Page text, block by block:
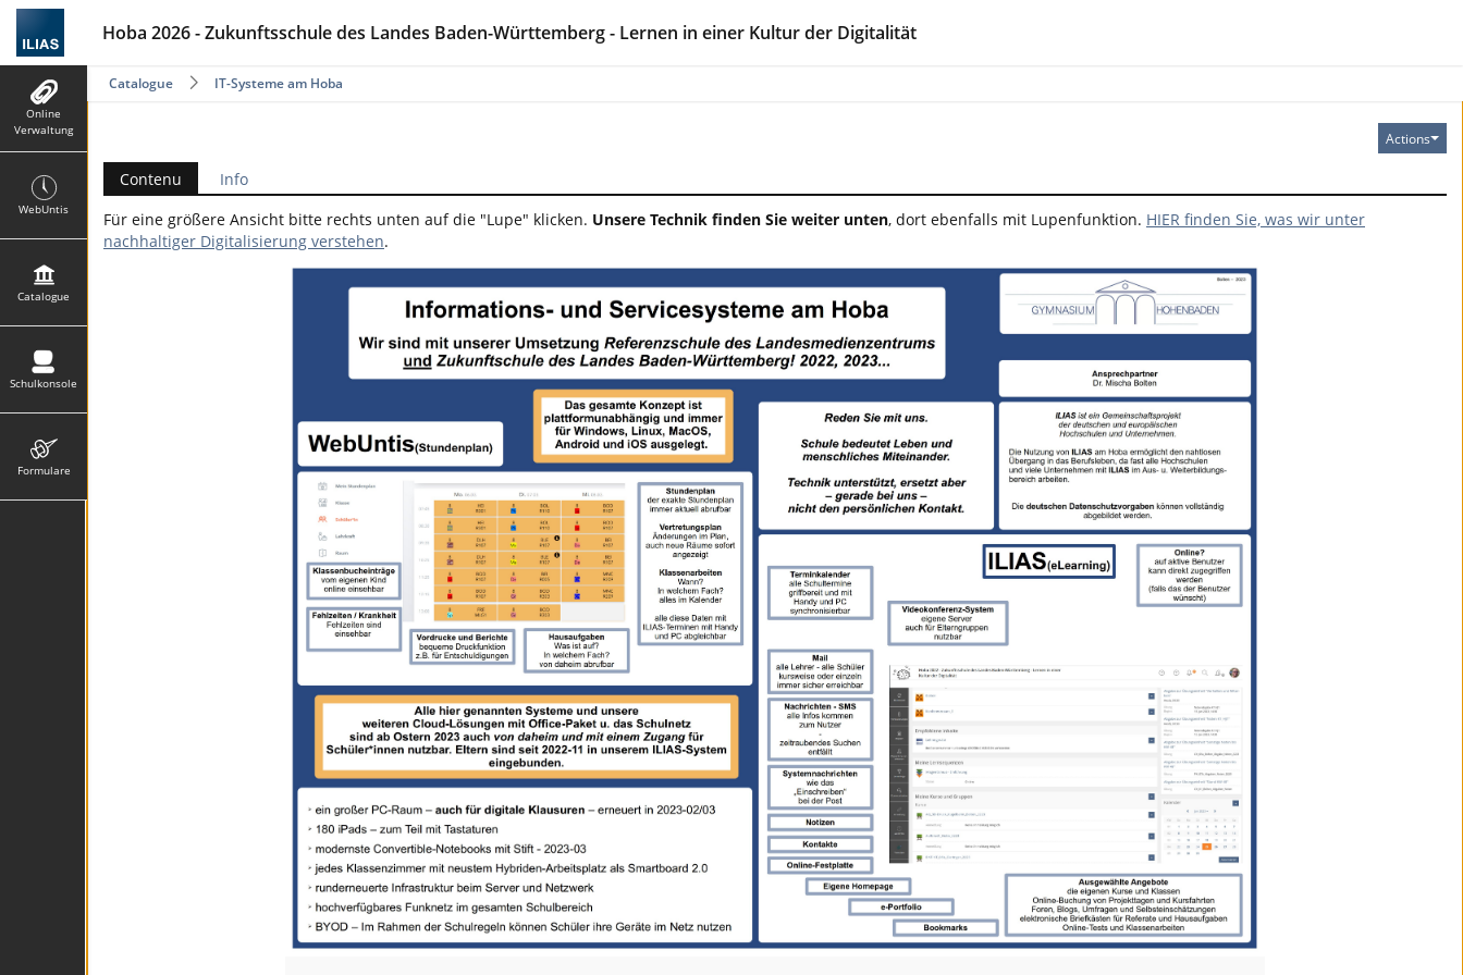
Hoba 2026 - Zukunftsschule des Landes Baden-Württemberg - Lernen in einer Kultur der Digitalität
Online
Verwaltung
WebUntis
Catalogue
Schulkonsole
Formulare
Catalogue IT-Systeme am Hoba
Actions
Contenu
Info
Für eine größere Ansicht bitte rechts unten auf die "Lupe" klicken. Unsere Technik finden Sie weiter unten, dort ebenfalls mit Lupenfunktion. HIER finden Sie, was wir unter
nachhaltiger Digitalisierung verstehen.